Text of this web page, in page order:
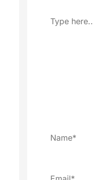
Type
here..
Name*
Email*